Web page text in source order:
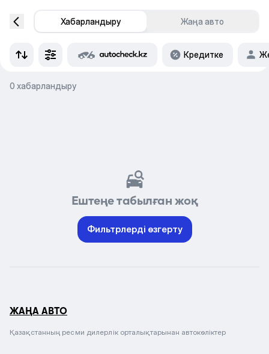
Хабарландыру Жаңа авто
Кредитке
0 хабарландыру
Ештеңе табылған жоқ
Фильтрлерді өзгерту
ЖАҢА АВТО
Қазақстанның ресми дилерлік орталықтарынан автокөліктер